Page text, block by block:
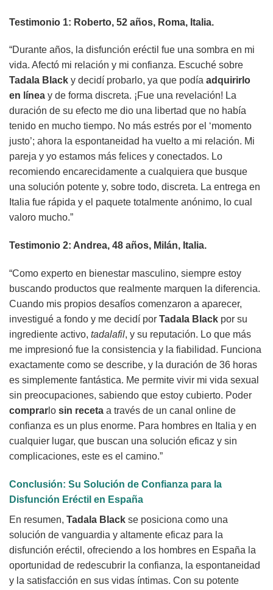
Testimonio 1: Roberto, 52 años, Roma, Italia.
“Durante años, la disfunción eréctil fue una sombra en mi
vida. Afectó mi relación y mi confianza. Escuché sobre
Tadala Black y decidí probarlo, ya que podía adquirirlo
en línea y de forma discreta. ¡Fue una revelación! La
duración de su efecto me dio una libertad que no había
tenido en mucho tiempo. No más estrés por el ‘momento
justo’; ahora la espontaneidad ha vuelto a mi relación. Mi
pareja y yo estamos más felices y conectados. Lo
recomiendo encarecidamente a cualquiera que busque
una solución potente y, sobre todo, discreta. La entrega en
Italia fue rápida y el paquete totalmente anónimo, lo cual
valoro mucho.”
Testimonio 2: Andrea, 48 años, Milán, Italia.
“Como experto en bienestar masculino, siempre estoy
buscando productos que realmente marquen la diferencia.
Cuando mis propios desafíos comenzaron a aparecer,
investigué a fondo y me decidí por Tadala Black por su
ingrediente activo, tadalafil, y su reputación. Lo que más
me impresionó fue la consistencia y la fiabilidad. Funciona
exactamente como se describe, y la duración de 36 horas
es simplemente fantástica. Me permite vivir mi vida sexual
sin preocupaciones, sabiendo que estoy cubierto. Poder
comprar lo sin receta a través de un canal online de
confianza es un plus enorme. Para hombres en Italia y en
cualquier lugar, que buscan una solución eficaz y sin
complicaciones, este es el camino.”
Conclusión: Su Solución de Confianza para la
Disfunción Eréctil en España
En resumen, Tadala Black se posiciona como una
solución de vanguardia y altamente eficaz para la
disfunción eréctil, ofreciendo a los hombres en España la
oportunidad de redescubrir la confianza, la espontaneidad
y la satisfacción en sus vidas íntimas. Con su potente